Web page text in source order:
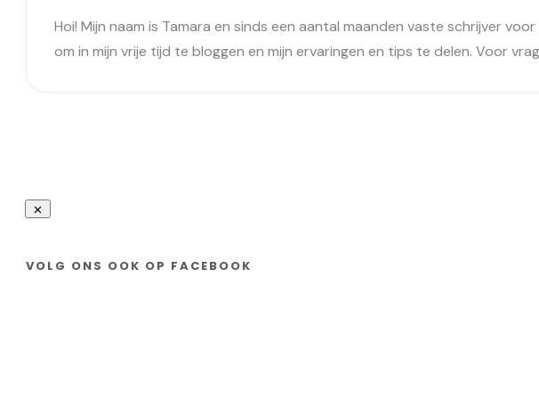
Hoi! Mijn naam is Tamara en sinds een aantal maanden vaste schrijver
om in mijn vrije tijd te bloggen en mijn ervaringen en tips te delen. Voor
VOLG ONS OOK OP FACEBOOK